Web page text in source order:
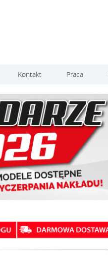
Kontakt Praca